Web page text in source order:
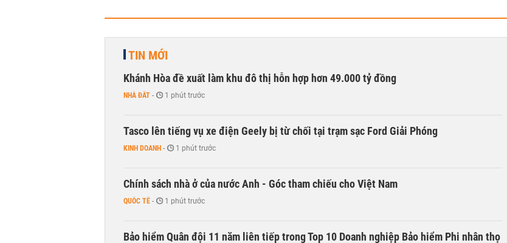
TIN MỚI
Khánh Hòa đề xuất làm khu đô thị hỗn hợp hơn 49.000 tỷ đồng
NHÀ ĐẤT - 1 phút trước
Tasco lên tiếng vụ xe điện Geely bị từ chối tại trạm sạc Ford Giải Phóng
KINH DOANH - 1 phút trước
Chính sách nhà ở của nước Anh - Góc tham chiếu cho Việt Nam
QUỐC TẾ - 1 phút trước
Bảo hiểm Quân đội 11 năm liên tiếp trong Top 10 Doanh nghiệp Bảo hiểm Phi nhân thọ